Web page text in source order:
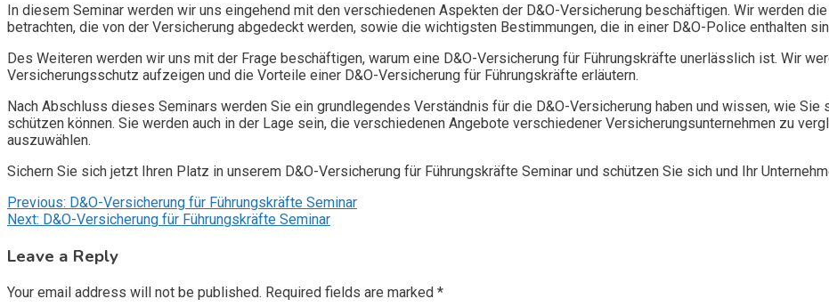
In diesem Seminar werden wir uns eingehend mit den verschiedenen Aspekten der D&O-Versicherung beschäftigen. Wir werden
betrachten, die von der Versicherung abgedeckt werden, sowie die wichtigsten Bestimmungen, die in einer D&O-Police enthalten
Des Weiteren werden wir uns mit der Frage beschäftigen, warum eine D&O-Versicherung für Führungskräfte unerlässlich ist. Wir
Versicherungsschutz aufzeigen und die Vorteile einer D&O-Versicherung für Führungskräfte erläutern.
Nach Abschluss dieses Seminars werden Sie ein grundlegendes Verständnis für die D&O-Versicherung haben und wissen, wie Sie
schützen können. Sie werden auch in der Lage sein, die verschiedenen Angebote verschiedener Versicherungsunternehmen zu
auszuwählen.
Sichern Sie sich jetzt Ihren Platz in unserem D&O-Versicherung für Führungskräfte Seminar und schützen Sie sich und Ihr
Post
navigation
Previous: D&O-Versicherung für Führungskräfte Seminar
Next: D&O-Versicherung für Führungskräfte Seminar
Leave a Reply
Your email address will not be published. Required fields are marked *